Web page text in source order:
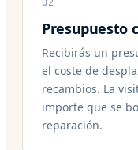
Presupuesto
Recibirás un
el coste de
recambios. La
importe que se
reparación.